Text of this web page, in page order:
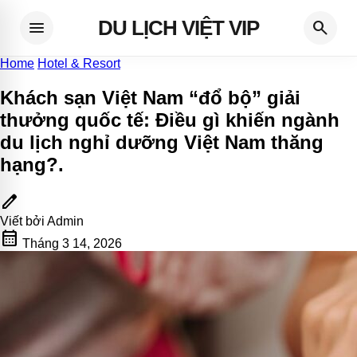
menu DU LỊCH VIỆT VIP search
Home Hotel & Resort
Khách sạn Việt Nam “đổ bộ” giải
thưởng quốc tế: Điều gì khiến ngành
du lịch nghỉ dưỡng Việt Nam thăng
hạng?.
edit
Viết bởi Admin
calendar_month Tháng 3 14, 2026